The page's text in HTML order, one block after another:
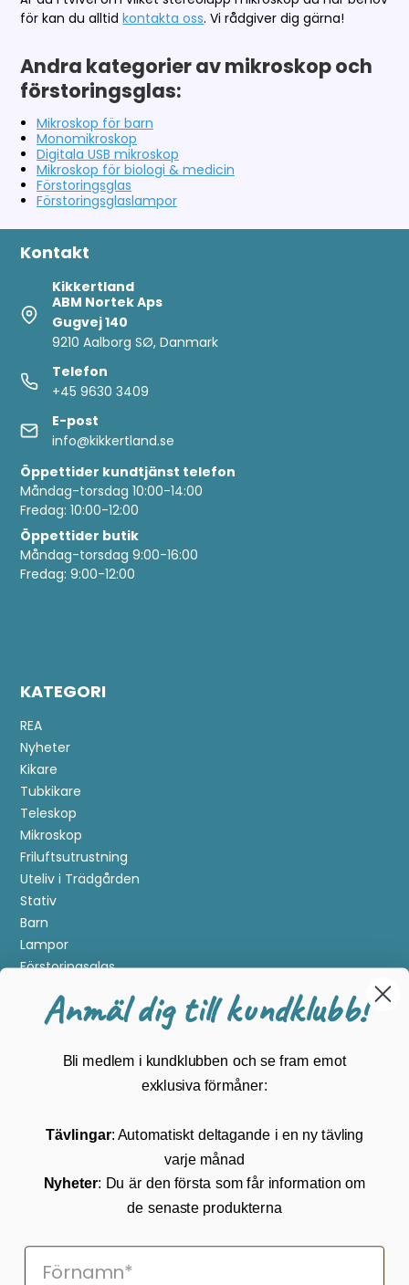
för kan du alltidkontakta oss. Vi rådgiver dig gärna!
Andra kategorier av mikroskop och
förstoringsglas:
Mikroskop för barn
Monomikroskop
Digitala USB mikroskop
Mikroskop för biologi & medicin
Förstoringsglas
Förstoringsglaslampor
Kontakt
Kikkertland
ABM Nortek Aps
Gugvej 140
9210 Aalborg SØ, Danmark
Telefon
+45 9630 3409
E-post
info@kikkertland.se
Öppettider kundtjänst telefon
Måndag-torsdag 10:00-14:00
Fredag: 10:00-12:00
Öppettider butik
Måndag-torsdag 9:00-16:00
Fredag: 9:00-12:00
KATEGORI
REA
Nyheter
Kikare
Tubkikare
Teleskop
Mikroskop
Friluftsutrustning
Uteliv i Trädgården
Stativ
Barn
Lampor
Förstoringsglas
Guider
Köpvillkor
Cookies
Prenumerera på vårt nyhetsbrev
Anmäl dig till kundklubb!
Bli medlem i kundklubben och se fram emot
exklusiva förmåner:
Tävlingar: Automatiskt deltagande i en ny tävling
varje månad
Nyheter: Du är den första som får information om
de senaste produkterna